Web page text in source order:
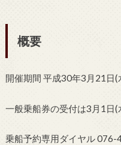
概要
開催期間 平成30年3月21日
一般乗船券の受付は3月1日(
乗船予約専用ダイヤル